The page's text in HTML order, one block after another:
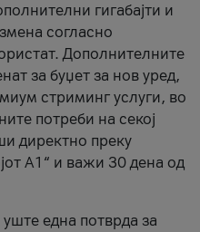
гигабајти и
согласно
Дополнителните
за буџет за нов уред,
стриминг услуги, во
потреби на секој
директно преку
А1“ и важи 30 дена од
една потврда за